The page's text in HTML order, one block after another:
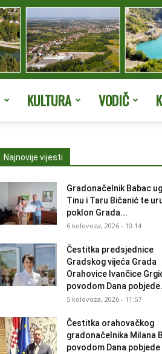
KULTURA VODIČ
Najnovije vijesti
Gradonačelnik Babac
Tinu i Taru Bičanić te
poklon Grada...
6 kolovoza, 2026 - 10:14
Čestitka predsjednice
Gradskog vijeća Grada
Orahovice Ivančice
povodom Dana
5 kolovoza, 2026 - 11:57
Čestitka orahovačkog
gradonačelnika Milana
povodom Dana pobjede